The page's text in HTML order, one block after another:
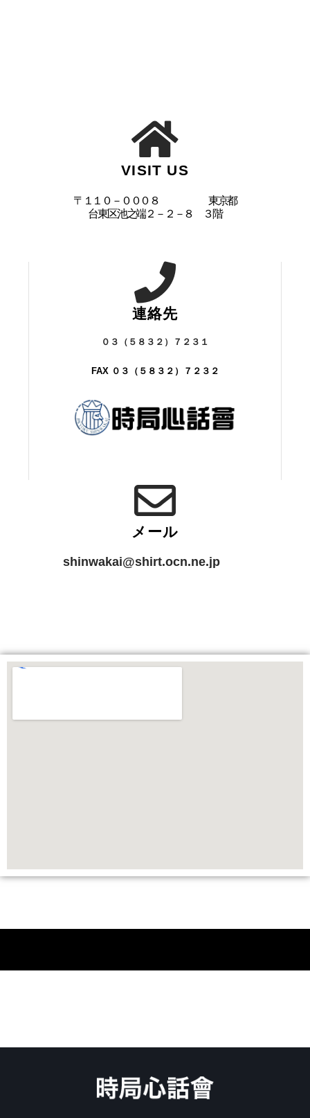
VISIT US
〒１１０－０００８ 東京都
台東区池之端２－２－８ ３階
連絡先
０３（５８３２）７２３１
FAX ０３（５８３２）７２３２
メール
shinwakai@shirt.ocn.ne.jp